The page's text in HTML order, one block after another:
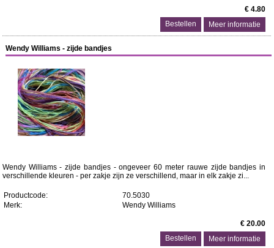
€ 4.80
Meer informatie
Wendy Williams - zijde bandjes
Wendy Williams - zijde bandjes - ongeveer 60 meter rauwe zijde bandjes in
verschillende kleuren - per zakje zijn ze verschillend, maar in elk zakje zi...
Productcode:
70.5030
Merk:
Wendy Williams
€ 20.00
Meer informatie